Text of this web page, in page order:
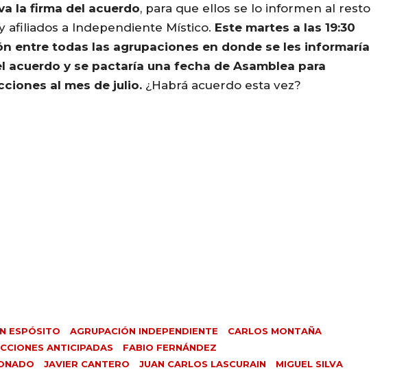
la firma del acuerdo, para que ellos se lo informen al resto
afiliados a Independiente Místico. Este martes a las 19:30
entre todas las agrupaciones en donde se les informaría
acuerdo y se pactaría una fecha de Asamblea para
al mes de julio. ¿Habrá acuerdo esta vez?
ESPÓSITO AGRUPACIÓN INDEPENDIENTE
CARLOS MONTAÑA
ANTICIPADAS
FABIO FERNÁNDEZ
JAVIER CANTERO JUAN CARLOS LASCURAIN
MIGUEL SILVA